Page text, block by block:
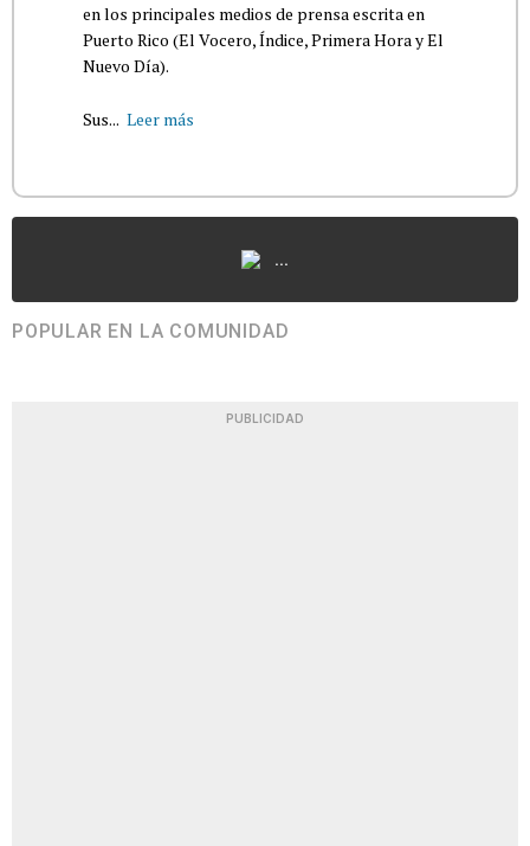
en los principales medios de prensa escrita en
Puerto Rico (El Vocero, Índice, Primera Hora y El
Nuevo Día).
Sus... Leer más
...
POPULAR EN LA COMUNIDAD
PUBLICIDAD